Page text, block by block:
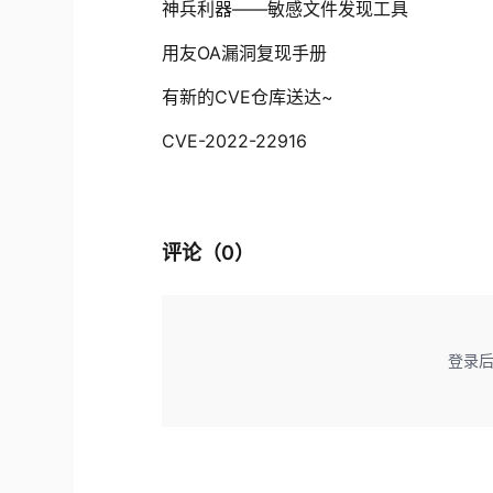
神兵利器——敏感文件发现工具
用友OA漏洞复现手册
有新的CVE仓库送达~
CVE-2022-22916
评论（0）
登录